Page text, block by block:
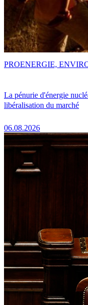
La pénurie d'énergie
libéralisation du marché
06.08.2026
PROENERGIE,